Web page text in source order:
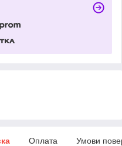
Оплата Умови